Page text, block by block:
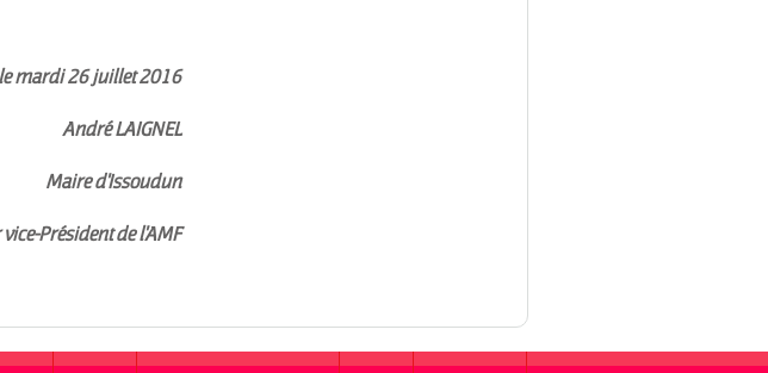
le mardi 26 juillet 2016
André LAIGNEL
Maire d'Issoudun
Président de l'AMF